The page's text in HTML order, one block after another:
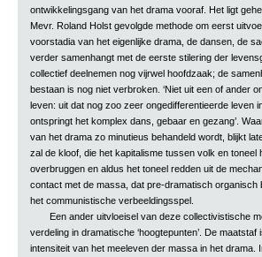
ontwikkelingsgang van het drama vooraf. Het ligt
Mevr. Roland Holst gevolgde methode om eerst
voorstadia van het eigenlijke drama, de dansen, de
verder samenhangt met de eerste stilering der
collectief deelnemen nog vijrwel hoofdzaak; de
bestaan is nog niet verbroken. ‘Niet uit een of ander
leven: uit dat nog zoo zeer ongedifferentieerde leven
ontspringt het komplex dans, gebaar en gezang’.
van het drama zo minutieus behandeld wordt, blijkt
zal de kloof, die het kapitalisme tussen volk en toneel
overbruggen en aldus het toneel redden uit de
contact met de massa, dat pre-dramatisch organisch
het communistische verbeeldingsspel.
Een ander uitvloeisel van deze collectivistische
verdeling in dramatische ‘hoogtepunten’. De
intensiteit van het meeleven der massa in het drama.